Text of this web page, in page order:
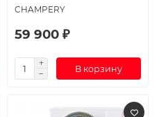
CHAMPERY
59 900 ₽
В корзину